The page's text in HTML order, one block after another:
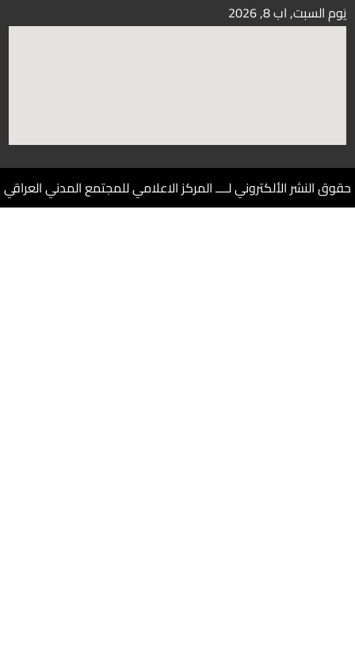
يَوم السبت, اب8, 2026
حقوق النشر الألكتروني لــــ المركز الاعلامي للمجتمع المدني العراقي